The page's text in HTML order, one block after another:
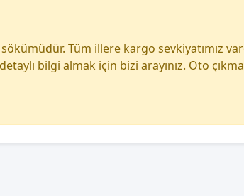
Tüm illere kargo sevkiyatımız
bilgi almak için bizi arayınız. Oto